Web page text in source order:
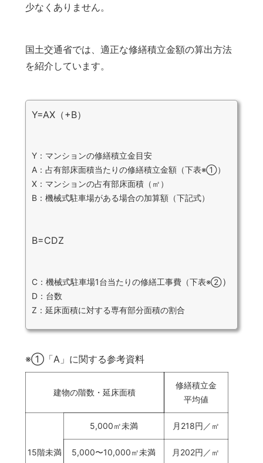
少なくありません。
国土交通省では、適正な修繕積立金額の算出方法
を紹介しています。
Y=AX（+B）
Y：マンションの修繕積立金目安
A：占有部床面積当たりの修繕積立金額（下表※①）
X：マンションの占有部床面積（㎡）
B：機械式駐車場がある場合の加算額（下記式）
B=CDZ
C：機械式駐車場1台当たりの修繕工事費（下表※②）
D：台数
Z：延床面積に対する専有部分面積の割合
※①「A」に関する参考資料
建物の階数・延床面積
修繕積立金
平均値
15階未満
5,000㎡未満 月218円／㎡
5,000〜10,000㎡未満 月202円／㎡